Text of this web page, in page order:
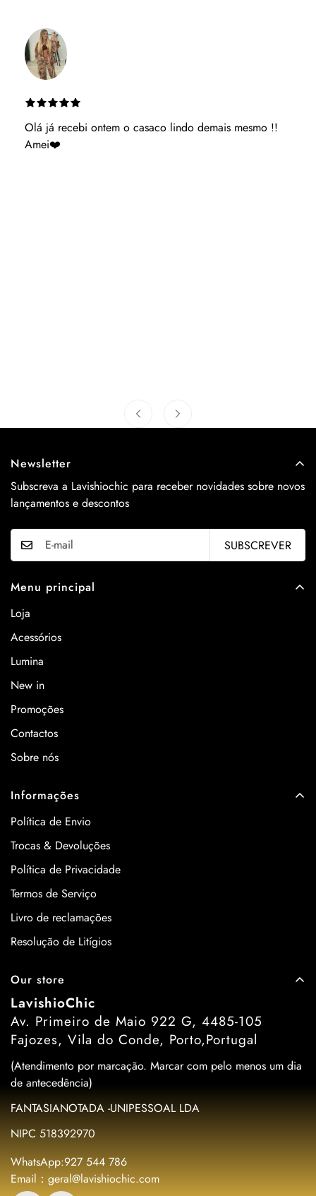
Es muito atenciosa ganhaste uma cliente podes ter
acerteza
Newsletter
Subscreva a Lavishiochic para receber novidades sobre novos
lançamentos e descontos
SUBSCREVER
Menu principal
Loja
Acessórios
Lumina
New in
Promoções
Contactos
Sobre nós
Informações
Política de Envio
Trocas & Devoluções
Política de Privacidade
Termos de Serviço
Livro de reclamações
Resolução de Litígios
Our store
LavishioChic
Av. Primeiro de Maio 922 G, 4485-105
Fajozes, Vila do Conde, Porto,Portugal
(Atendimento por marcação. Marcar com pelo menos um dia
de antecedência)
FANTASIANOTADA -UNIPESSOAL LDA
NIPC 518392970
WhatsApp:927 544 786
Email：geral@lavishiochic.com